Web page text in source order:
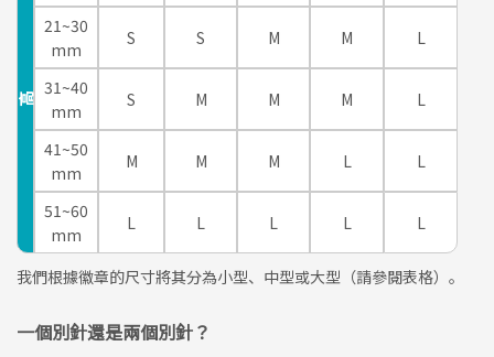
高
21~30
mm
S S M M L
31~40
mm
S M M M L
41~50
mm
M M M L L
51~60
mm
L L L L L
我們根據徽章的尺寸將其分為小型、中型或大型（請參閱表格）。
一個別針還是兩個別針？